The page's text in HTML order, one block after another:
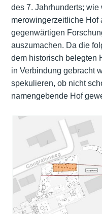
des 7. Jahrhunderts;
merowingerzeitliche Hof
gegenwärtigen
auszumachen. Da die
dem historisch belegten
in Verbindung gebracht
spekulieren, ob nicht
namengebende Hof